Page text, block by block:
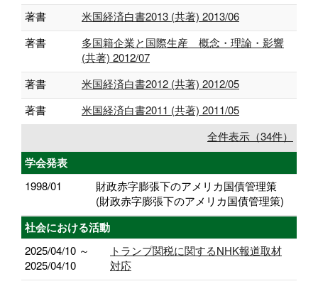
著書
米国経済白書2013 (共著) 2013/06
著書
多国籍企業と国際生産 概念・理論・影響
(共著) 2012/07
著書
米国経済白書2012 (共著) 2012/05
著書
米国経済白書2011 (共著) 2011/05
全件表示（34件）
学会発表
1998/01
財政赤字膨張下のアメリカ国債管理策
(財政赤字膨張下のアメリカ国債管理策)
社会における活動
2025/04/10 ～
2025/04/10
トランプ関税に関するNHK報道取材
対応